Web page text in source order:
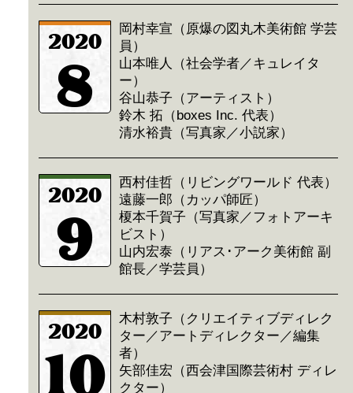
2020
8
岡村幸宣（原爆の図丸木美術館 学芸
員）
山本唯人（社会学者／キュレイタ
ー）
谷山恭子（アーティスト）
鈴木 拓（boxes Inc. 代表）
清水裕貴（写真家／小説家）
2020
9
西村佳哲（リビングワールド 代表）
遠藤一郎（カッパ師匠）
榎本千賀子（写真家／フォトアーキ
ビスト）
山内宏泰（リアス･アーク美術館 副
館長／学芸員）
2020
10
木村敦子（クリエイティブディレク
ター／アートディレクター／編集
者）
矢部佳宏（西会津国際芸術村 ディレ
クター）